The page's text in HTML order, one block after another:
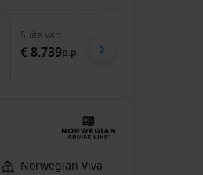
Suite van
€ 8.739p.p.
Norwegian Viva